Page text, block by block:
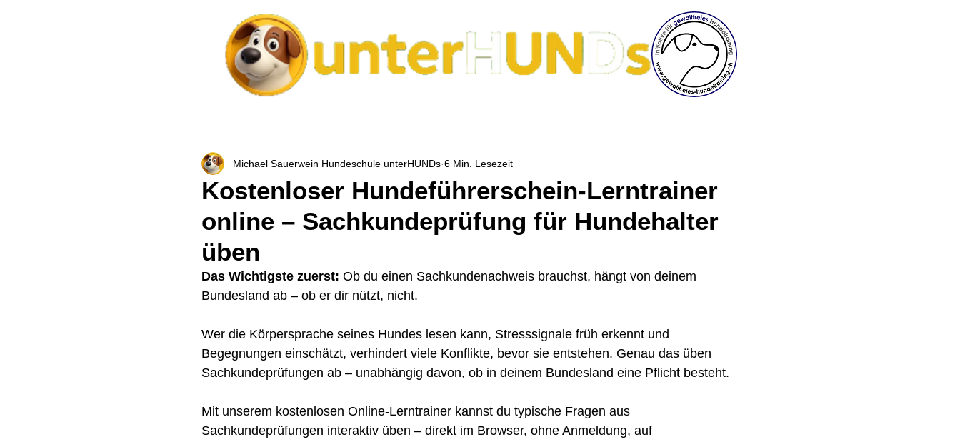
Kostenloser Hundeführerschein-Lerntrainer
online – Sachkundeprüfung für Hundehalter
üben
Michael Sauerwein Hundeschule unterHUNDs 6 Min. Lesezeit
Das Wichtigste zuerst: Ob du einen Sachkundenachweis brauchst, hängt von deinem
Bundesland ab – ob er dir nützt, nicht.
Wer die Körpersprache seines Hundes lesen kann, Stresssignale früh erkennt und
Begegnungen einschätzt, verhindert viele Konflikte, bevor sie entstehen. Genau das üben
Sachkundeprüfungen ab – unabhängig davon, ob in deinem Bundesland eine Pflicht besteht.
Mit unserem kostenlosen Online-Lerntrainer kannst du typische Fragen aus
Sachkundeprüfungen interaktiv üben – direkt im Browser, ohne Anmeldung, auf